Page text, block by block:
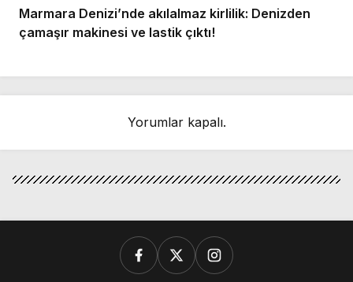
Marmara Denizi’nde akılalmaz kirlilik: Denizden
çamaşır makinesi ve lastik çıktı!
Yorumlar kapalı.